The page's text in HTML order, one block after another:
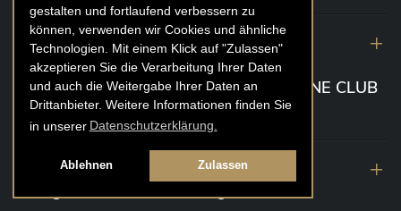
gestalten und fortlaufend verbessern zu
können, verwenden wir Cookies und ähnliche
Technologien. Mit einem Klick auf "Zulassen"
akzeptieren Sie die Verarbeitung Ihrer Daten
und auch die Weitergabe Ihrer Daten an
Drittanbieter. Weitere Informationen finden Sie
in unserer Datenschutzerklärung.
Ablehnen Zulassen
19. August 2022| FINE CLUB Academy
Caviar „Die glorreichen 7“ Riesling Große
Gewächse von der Mosel aus 2020 @ FINE CLUB
Clubhouse Prunier Cologne (Köln)
29. Juli 2022
| Weinbergwanderung
Weingüter Geheimrat J. Wegeler